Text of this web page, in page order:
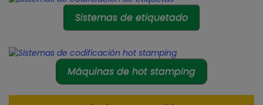
Sistemas de etiquetado
Máquinas de hot stamping